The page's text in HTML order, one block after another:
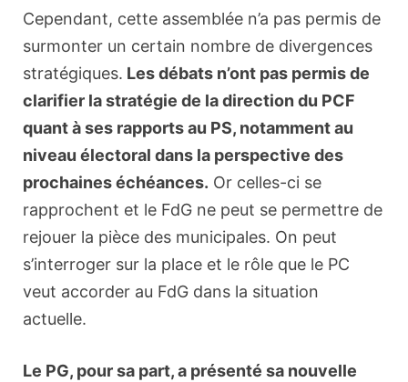
Cependant, cette assemblée n’a pas permis de
surmonter un certain nombre de divergences
stratégiques. Les débats n’ont pas permis de
clarifier la stratégie de la direction du PCF
quant à ses rapports au PS, notamment au
niveau électoral dans la perspective des
prochaines échéances. Or celles-ci se
rapprochent et le FdG ne peut se permettre de
rejouer la pièce des municipales. On peut
s’interroger sur la place et le rôle que le PC
veut accorder au FdG dans la situation
actuelle.
Le PG, pour sa part, a présenté sa nouvelle